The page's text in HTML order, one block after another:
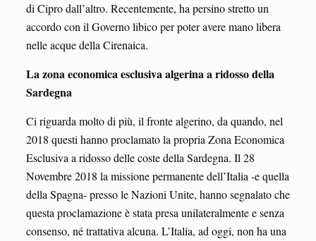
di Cipro dall’altro. Recentemente, ha persino stretto un
accordo con il Governo libico per poter avere mano libera
nelle acque della Cirenaica.
La zona economica esclusiva algerina a ridosso della
Sardegna
Ci riguarda molto di più, il fronte algerino, da quando, nel
2018 questi hanno proclamato la propria Zona Economica
Esclusiva a ridosso delle coste della Sardegna. Il 28
Novembre 2018 la missione permanente dell’Italia -e quella
della Spagna- presso le Nazioni Unite, hanno segnalato che
questa proclamazione è stata presa unilateralmente e senza
consenso, né trattativa alcuna. L’Italia, ad oggi, non ha una